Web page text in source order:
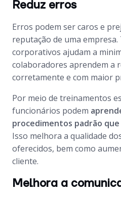
Reduz erros
Erros podem ser caros e
reputação de uma
corporativos ajudam a
colaboradores aprendem a
corretamente e com maior
Por meio de treinamentos
funcionários podem
procedimentos padrão
Isso melhora a qualidade
oferecidos, bem como
cliente.
Melhora a